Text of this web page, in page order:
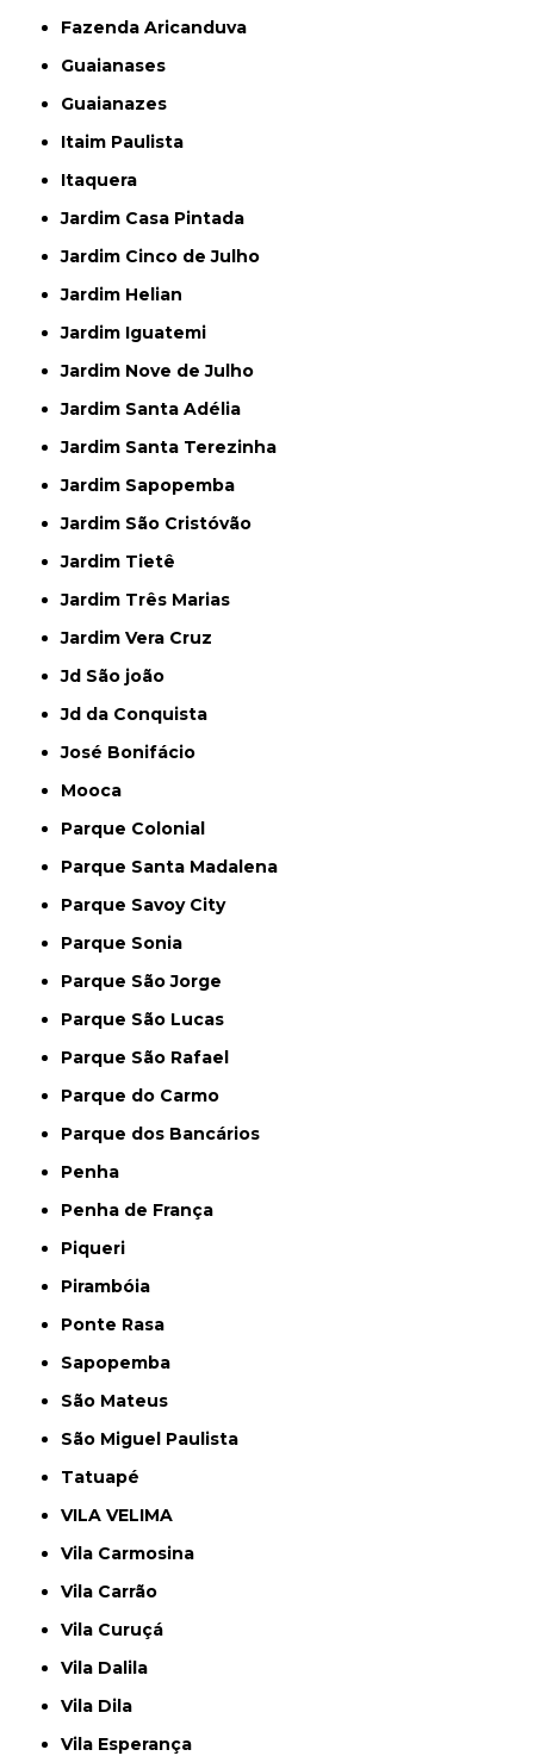
Fazenda Aricanduva
Guaianases
Guaianazes
Itaim Paulista
Itaquera
Jardim Casa Pintada
Jardim Cinco de Julho
Jardim Helian
Jardim Iguatemi
Jardim Nove de Julho
Jardim Santa Adélia
Jardim Santa Terezinha
Jardim Sapopemba
Jardim São Cristóvão
Jardim Tietê
Jardim Três Marias
Jardim Vera Cruz
Jd São joão
Jd da Conquista
José Bonifácio
Mooca
Parque Colonial
Parque Santa Madalena
Parque Savoy City
Parque Sonia
Parque São Jorge
Parque São Lucas
Parque São Rafael
Parque do Carmo
Parque dos Bancários
Penha
Penha de França
Piqueri
Pirambóia
Ponte Rasa
Sapopemba
São Mateus
São Miguel Paulista
Tatuapé
VILA VELIMA
Vila Carmosina
Vila Carrão
Vila Curuçá
Vila Dalila
Vila Dila
Vila Esperança